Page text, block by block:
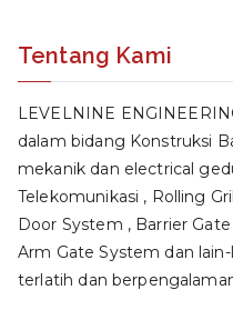
Tentang Kami
LEVELNINE
dalam bidang Konstruksi
mekanik dan electrical
Telekomunikasi , Rolling
Door System , Barrier
Arm Gate System dan
terlatih dan